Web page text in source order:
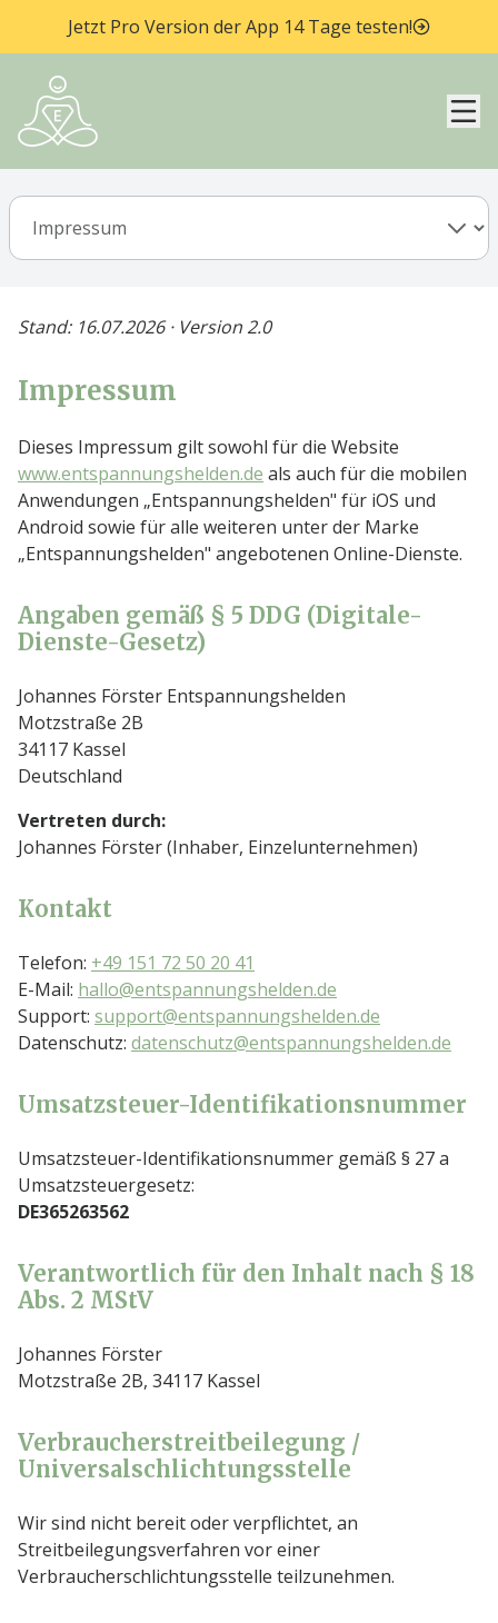
Jetzt Pro Version der App 14 Tage testen!
Stand: 16.07.2026 · Version 2.0
Impressum
Dieses Impressum gilt sowohl für die Website
www.entspannungshelden.de als auch für die mobilen
Anwendungen „Entspannungshelden" für iOS und
Android sowie für alle weiteren unter der Marke
„Entspannungshelden" angebotenen Online-Dienste.
Angaben gemäß § 5 DDG (Digitale-
Dienste-Gesetz)
Johannes Förster Entspannungshelden
Motzstraße 2B
34117 Kassel
Deutschland
Vertreten durch:
Johannes Förster (Inhaber, Einzelunternehmen)
Kontakt
Telefon: +49 151 72 50 20 41
E-Mail: hallo@entspannungshelden.de
Support: support@entspannungshelden.de
Datenschutz: datenschutz@entspannungshelden.de
Umsatzsteuer-Identifikationsnummer
Umsatzsteuer-Identifikationsnummer gemäß § 27 a
Umsatzsteuergesetz:
DE365263562
Verantwortlich für den Inhalt nach § 18
Abs. 2 MStV
Johannes Förster
Motzstraße 2B, 34117 Kassel
Verbraucherstreitbeilegung /
Universalschlichtungsstelle
Wir sind nicht bereit oder verpflichtet, an
Streitbeilegungsverfahren vor einer
Verbraucherschlichtungsstelle teilzunehmen.